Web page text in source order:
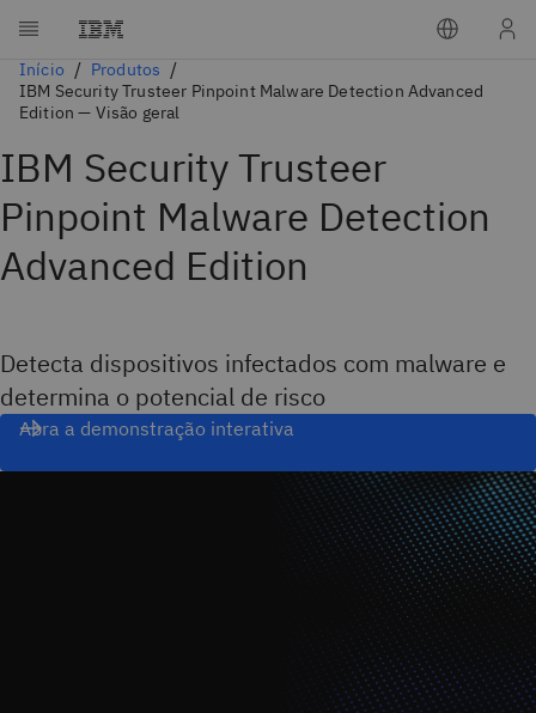
Início
Produtos
IBM Security Trusteer Pinpoint Malware Detection Advanced
Edition — Visão geral
IBM Security Trusteer
Pinpoint Malware Detection
Advanced Edition
Detecta dispositivos infectados com malware e
determina o potencial de risco
Abra a demonstração interativa